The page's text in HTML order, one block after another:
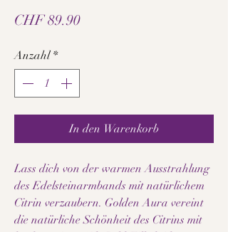
CHF 89.90Preis
Anzahl *
In den Warenkorb
Lass dich von der warmen Ausstrahlung
des Edelsteinarmbands mit natürlichem
Citrin verzaubern. Golden Aura vereint
die natürliche Schönheit des Citrins mit